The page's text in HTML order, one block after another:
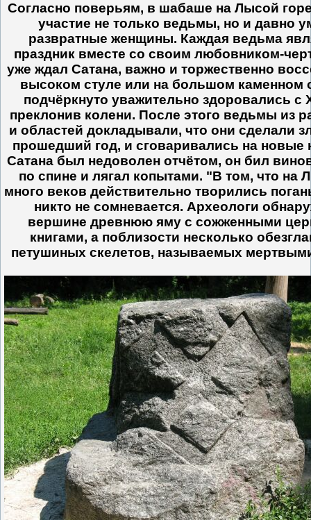
Согласно поверьям, в шабаше на Лысой
участие не только ведьмы, но и давно
развратные женщины. Каждая ведьма
праздник вместе со своим любовником-
уже ждал Сатана, важно и торжественно
высоком стуле или на большом каменном
подчёркнуто уважительно здоровались с
преклонив колени. После этого ведьмы из
и областей докладывали, что они сделали
прошедший год, и сговаривались на новые
Сатана был недоволен отчётом, он бил
по спине и лягал копытами. "В том, что на
много веков действительно творились
никто не сомневается. Археологи
вершине древнюю яму с сожженными
книгами, а поблизости несколько
петушиных скелетов, называемых